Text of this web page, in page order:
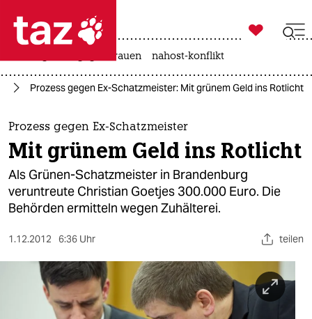
 taz zahl ich
taz zahl ich
themen
politik
öko
sport

taz zahl ich
gewalt gegen frauen nahost-konflikt
Prozess gegen Ex-Schatzmeister: Mit grünem Geld ins Rotlicht
Prozess gegen Ex-Schatzmeister
Mit grünem Geld ins Rotlicht
Als Grünen-Schatzmeister in Brandenburg
veruntreute Christian Goetjes 300.000 Euro. Die
Behörden ermitteln wegen Zuhälterei.
1.12.2012 6:36 Uhr teilen